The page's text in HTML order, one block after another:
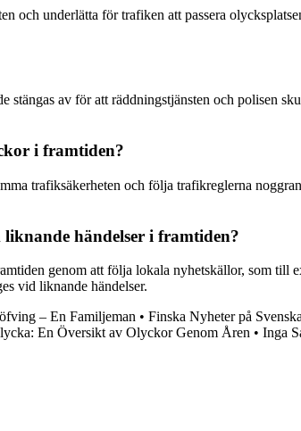
och underlätta för trafiken att passera
av för att räddningstjänsten och polisen
i framtiden?
trafiksäkerheten och följa trafikreglerna
händelser i framtiden?
genom att följa lokala nyhetskällor, som
vid liknande händelser.
– En Familjeman • Finska Nyheter på
En Översikt av Olyckor Genom Åren • Inga